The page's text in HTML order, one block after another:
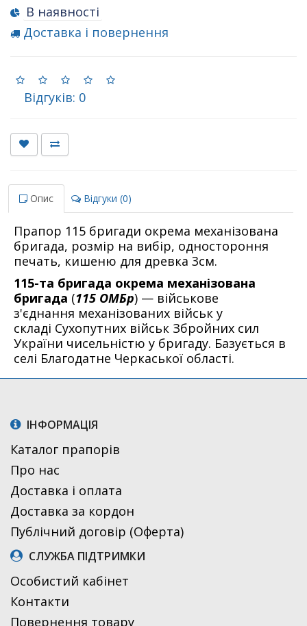
В наявності
Доставка і повернення
Відгуків: 0
Опис Відгуки (0)
Прапор 115 бригади окрема механізована
бригада, розмір на вибір, одностороння
печать, кишеню для древка 3см.
115-та бригада окрема механізована
бригада (115 ОМБр) — військове
з'єднання механізованих військ у
складі Сухопутних військ Збройних сил
України чисельністю у бригаду. Базується в
селі Благодатне Черкаської області.
ІНФОРМАЦІЯ
Каталог прапорів
Про нас
Доставка і оплата
Доставка за кордон
Публічний договір (Оферта)
СЛУЖБА ПІДТРИМКИ
Особистий кабінет
Контакти
Повернення товару